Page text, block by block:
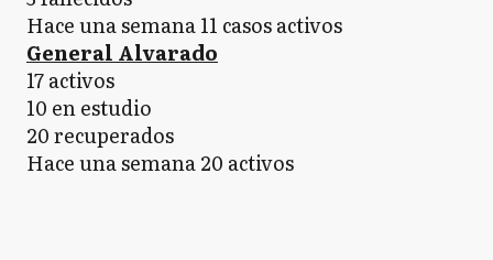
Hace una semana 11 casos activos
General Alvarado
17 activos
10 en estudio
20 recuperados
Hace una semana 20 activos